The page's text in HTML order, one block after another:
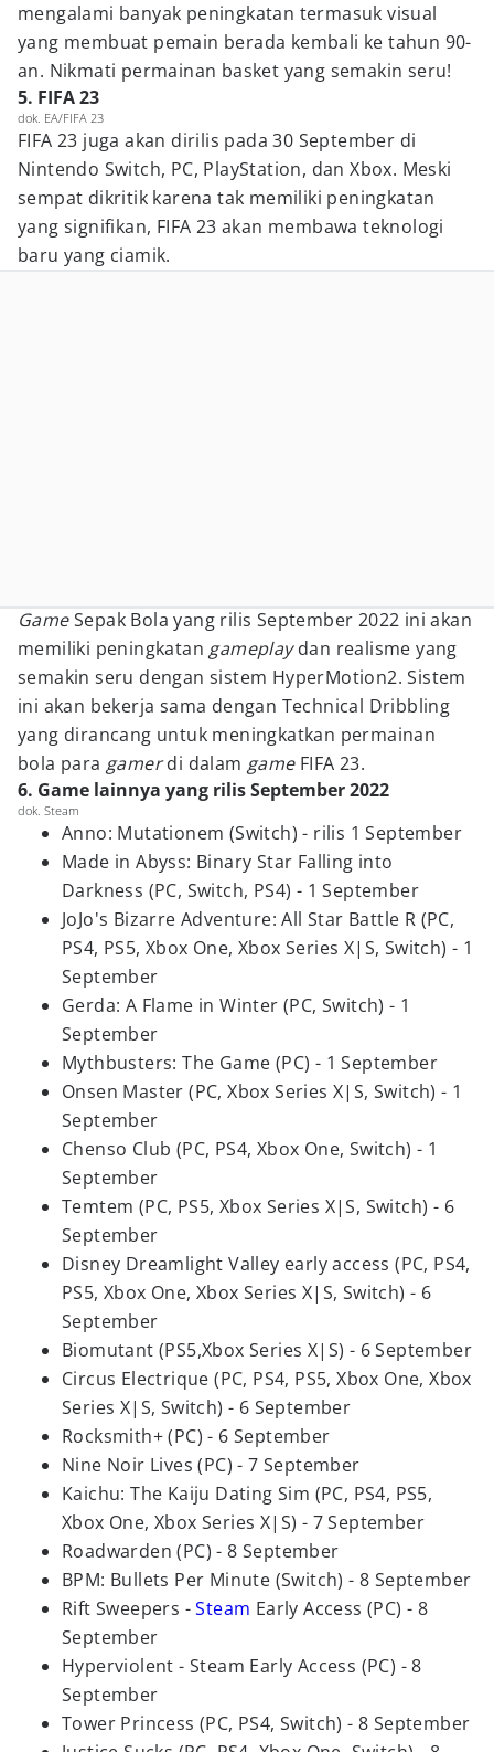
mengalami banyak peningkatan termasuk visual
yang membuat pemain berada kembali ke tahun 90-
an. Nikmati permainan basket yang semakin seru!
5. FIFA 23
dok. EA/FIFA 23
FIFA 23 juga akan dirilis pada 30 September di
Nintendo Switch, PC, PlayStation, dan Xbox. Meski
sempat dikritik karena tak memiliki peningkatan
yang signifikan, FIFA 23 akan membawa teknologi
baru yang ciamik.
GameSepak Bola yang rilis September 2022 ini akan
memiliki peningkatan gameplaydan realisme yang
semakin seru dengan sistem HyperMotion2. Sistem
ini akan bekerja sama dengan Technical Dribbling
yang dirancang untuk meningkatkan permainan
bola para gamerdi dalam game FIFA 23.
6. Game lainnya yang rilis September 2022
dok. Steam
Anno: Mutationem (Switch) - rilis 1 September
Made in Abyss: Binary Star Falling into
Darkness (PC, Switch, PS4) - 1 September
JoJo's Bizarre Adventure: All Star Battle R (PC,
PS4, PS5, Xbox One, Xbox Series X|S, Switch) - 1
September
Gerda: A Flame in Winter (PC, Switch) - 1
September
Mythbusters: The Game (PC) - 1 September
Onsen Master (PC, Xbox Series X|S, Switch) - 1
September
Chenso Club (PC, PS4, Xbox One, Switch) - 1
September
Temtem (PC, PS5, Xbox Series X|S, Switch) - 6
September
Disney Dreamlight Valley early access (PC, PS4,
PS5, Xbox One, Xbox Series X|S, Switch) - 6
September
Biomutant (PS5,Xbox Series X|S) - 6 September
Circus Electrique (PC, PS4, PS5, Xbox One, Xbox
Series X|S, Switch) - 6 September
Rocksmith+ (PC) - 6 September
Nine Noir Lives (PC) - 7 September
Kaichu: The Kaiju Dating Sim (PC, PS4, PS5,
Xbox One, Xbox Series X|S) - 7 September
Roadwarden (PC) - 8 September
BPM: Bullets Per Minute (Switch) - 8 September
Rift Sweepers -Steam Early Access (PC) - 8
September
Hyperviolent - Steam Early Access (PC) - 8
September
Tower Princess (PC, PS4, Switch) - 8 September